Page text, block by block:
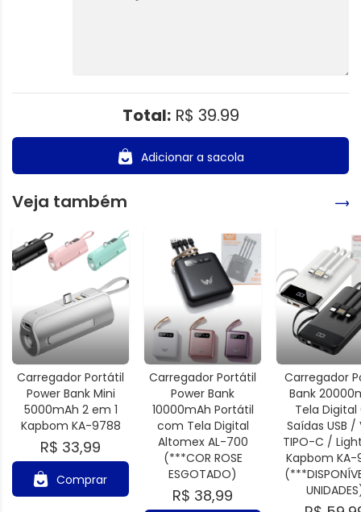
Total:R$ 39.99
Adicionar a sacola
Veja também
Carregador Portátil
Power Bank Mini
5000mAh 2 em 1
Kapbom KA-9788
R$ 33,99
Comprar
Carregador Portátil
Power Bank
10000mAh Portátil
com Tela Digital
Altomex AL-700
(***COR ROSE
ESGOTADO)
R$ 38,99
Carregador
Bank
Tela Digital
Saídas USB
TIPO-C /
Kapbom KA-